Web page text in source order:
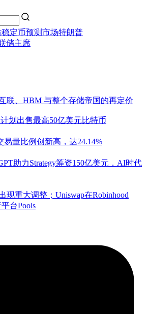
稳定币预测市场特朗普
储主席
、HBM 与整个存储帝国的再定价
划出售最高50亿美元比特币
量比例创新高，达24.14%
助力Strategy筹资150亿美元，AI时代
现重大调整；Uniswap在Robinhood
台Pools